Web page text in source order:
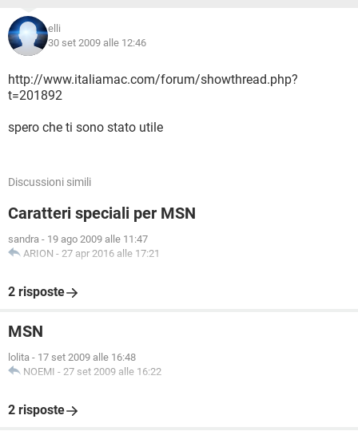
elli
30 set 2009 alle 12:46
http://www.italiamac.com/forum/showthread.php?
t=201892
spero che ti sono stato utile
Discussioni simili
Caratteri speciali per MSN
sandra - 19 ago 2009 alle 11:47
ARION - 27 apr 2016 alle 17:21
2 risposte
MSN
lolita - 17 set 2009 alle 16:48
NOEMI - 27 set 2009 alle 16:22
2 risposte